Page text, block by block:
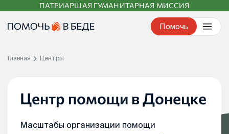
контенту
ПАТРИАРШАЯ ГУМАНИТАРНАЯ МИССИЯ
Помочь
Главная Центры
Центр помощи в Донецке
Масштабы организации помощи